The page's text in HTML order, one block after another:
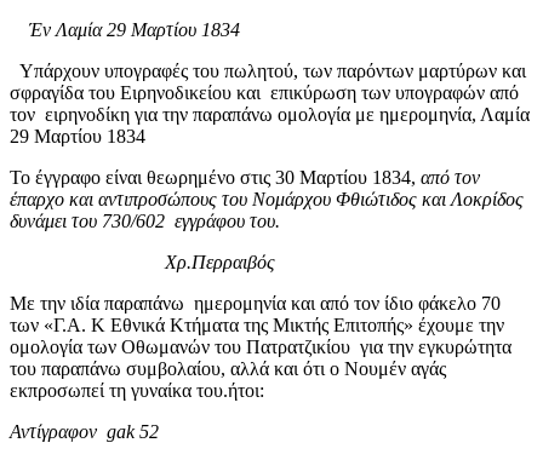
Έν Λαμία 29 Μαρτίου 1834
Υπάρχουν υπογραφές του πωλητού, των παρόντων μαρτύρων και
σφραγίδα του Ειρηνοδικείου και επικύρωση των υπογραφών από
τον ειρηνοδίκη για την παραπάνω ομολογία με ημερομηνία, Λαμία
29 Μαρτίου 1834
Το έγγραφο είναι θεωρημένο στις 30 Μαρτίου 1834, από τον
έπαρχο και αντιπροσώπους του Νομάρχου Φθιώτιδος και Λοκρίδος
δυνάμει του 730/602 εγγράφου του.
Χρ.Περραιβός
Με την ιδία παραπάνω ημερομηνία και από τον ίδιο φάκελο 70
των «Γ.Α. Κ Εθνικά Κτήματα της Μικτής Επιτοπής» έχουμε την
ομολογία των Οθωμανών του Πατρατζικίου για την εγκυρώτητα
του παραπάνω συμβολαίου, αλλά και ότι ο Νουμέν αγάς
εκπροσωπεί τη γυναίκα του.ήτοι:
Αντίγραφον gak52